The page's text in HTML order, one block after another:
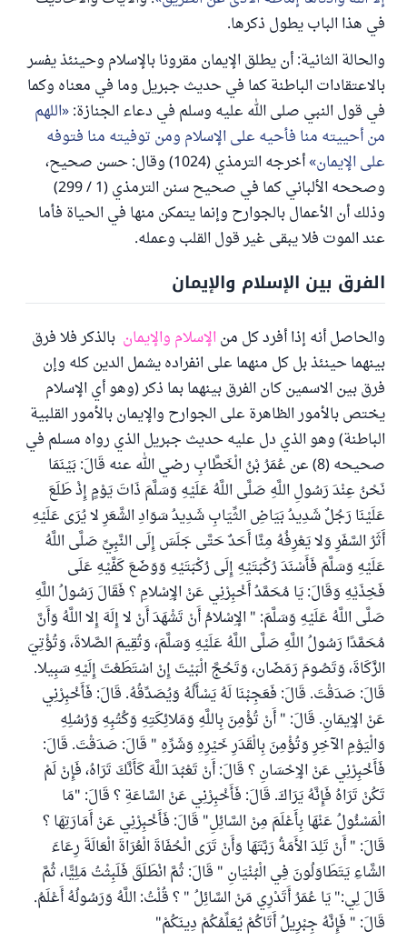
في هذا الباب يطول ذكرها.
والحالة الثانية: أن يطلق الإيمان مقرونا بالإسلام وحينئذ يفسر
بالاعتقادات الباطنة كما في حديث جبريل وما في معناه وكما
في قول النبي صلى الله عليه وسلم في دعاء الجنازة: اللهم
من أحييته منا فأحيه على الإسلام ومن توفيته منا فتوفه
على الإيمان
أخرجه الترمذي (1024) وقال: حسن صحيح،
وصححه الألباني كما في صحيح سنن الترمذي (1 / 299)
وذلك أن الأعمال بالجوارح وإنما يتمكن منها في الحياة فأما
عند الموت فلا يبقى غير قول القلب وعمله.
الفرق بين الإسلام والإيمان
والحاصل أنه إذا أفرد كل منالإسلام والإيمان بالذكر فلا فرق
بينهما حينئذ بل كل منهما على انفراده يشمل الدين كله وإن
فرق بين الاسمين كان الفرق بينهما بما ذكر (وهو أي الإسلام
يختص بالأمور الظاهرة على الجوارح والإيمان بالأمور القلبية
الباطنة) وهو الذي دل عليه حديث جبريل الذي رواه مسلم في
صحيحه (8) عن عُمَرُ بْنُ الْخَطَّابِ رضي الله عنه قَالَ: بَيْنَمَا
نَحْنُ عِنْدَ رَسُولِ اللَّهِ صَلَّى اللَّهُ عَلَيْهِ وَسَلَّمَ ذَاتَ يَوْمٍ إِذْ طَلَعَ
عَلَيْنَا رَجُلٌ شَدِيدُ بَيَاضِ الثِّيَابِ شَدِيدُ سَوَادِ الشَّعَرِ لا يُرَى عَلَيْهِ
أَثَرُ السَّفَرِ وَلا يَعْرِفُهُ مِنَّا أَحَدٌ حَتَّى جَلَسَ إِلَى النَّبِيِّ صَلَّى اللَّهُ
عَلَيْهِ وَسَلَّمَ فَأَسْنَدَ رُكْبَتَيْهِ إِلَى رُكْبَتَيْهِ وَوَضَعَ كَفَّيْهِ عَلَى
فَخِذَيْهِ وَقَالَ: يَا مُحَمَّدُ أَخْبِرْنِي عَنْ الإِسْلامِ ؟ فَقَالَ رَسُولُ اللَّهِ
صَلَّى اللَّهُ عَلَيْهِ وَسَلَّمَ: " الإِسْلامُ أَنْ تَشْهَدَ أَنْ لا إِلَهَ إِلا اللَّهُ وَأَنَّ
مُحَمَّدًا رَسُولُ اللَّهِ صَلَّى اللَّهُ عَلَيْهِ وَسَلَّمَ، وَتُقِيمَ الصَّلاةَ، وَتُؤْتِيَ
الزَّكَاةَ، وَتَصُومَ رَمَضَان، وَتَحُجَّ الْبَيْتَ إِنْ اسْتَطَعْتَ إِلَيْهِ سَبِيلا.
قَالَ: صَدَقْتَ. قَالَ: فَعَجِبْنَا لَهُ يَسْأَلُهُ وَيُصَدِّقُهُ. قَالَ: فَأَخْبِرْنِي
عَنْ الإِيمَانِ. قَالَ: " أَنْ تُؤْمِنَ بِاللَّهِ وَمَلائِكَتِهِ وَكُتُبِهِ وَرُسُلِهِ
وَالْيَوْمِ الآخِرِ وَتُؤْمِنَ بِالْقَدَرِ خَيْرِهِ وَشَرِّهِ " قَالَ: صَدَقْتَ. قَالَ:
فَأَخْبِرْنِي عَنْ الإِحْسَانِ ؟ قَالَ: أَنْ تَعْبُدَ اللَّهَ كَأَنَّكَ تَرَاهُ، فَإِنْ لَمْ
تَكُنْ تَرَاهُ فَإِنَّهُ يَرَاكَ. قَالَ: فَأَخْبِرْنِي عَنْ السَّاعَةِ ؟ قَالَ: "مَا
الْمَسْئُولُ عَنْهَا بِأَعْلَمَ مِنْ السَّائِلِ" قَالَ: فَأَخْبِرْنِي عَنْ أَمَارَتِهَا ؟
قَالَ: " أَنْ تَلِدَ الأَمَةُ رَبَّتَهَا وَأَنْ تَرَى الْحُفَاةَ الْعُرَاةَ الْعَالَةَ رِعَاءَ
الشَّاءِ يَتَطَاوَلُونَ فِي الْبُنْيَانِ " قَالَ: ثُمَّ انْطَلَقَ فَلَبِثْتُ مَلِيًّا، ثُمَّ
قَالَ لِي:" يَا عُمَرُ أَتَدْرِي مَنْ السَّائِلُ " ؟ قُلْتُ: اللَّهُ وَرَسُولُهُ أَعْلَمُ.
قَالَ: " فَإِنَّهُ جِبْرِيلُ أَتَاكُمْ يُعَلِّمُكُمْ دِينَكُمْ"